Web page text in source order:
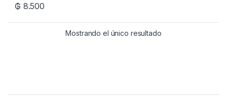
₲ 8.500
Mostrando el único resultado